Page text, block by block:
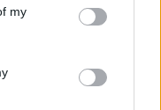
my
στις οικογένειες
τις φωτιές
παράταση